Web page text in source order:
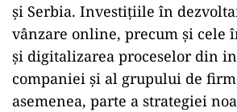
și Serbia. Investițiile în
vânzare online, precum și cele
și digitalizarea proceselor din
companiei și al grupului de
asemenea, parte a strategiei